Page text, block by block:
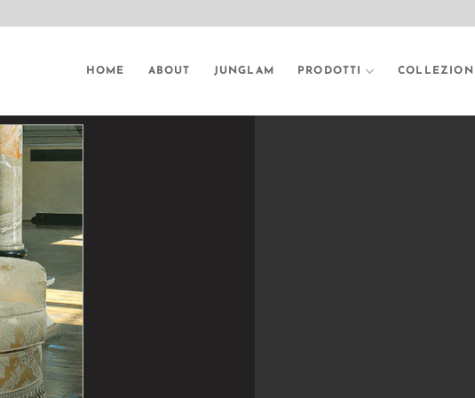
HOME ABOUT JUNGLAM PRODOTTI COLLEZIONI